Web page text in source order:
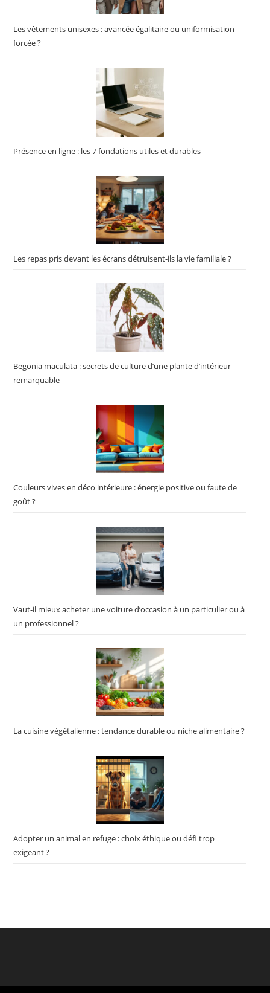
Les vêtements unisexes : avancée égalitaire ou uniformisation
forcée ?
Présence en ligne : les 7 fondations utiles et durables
Les repas pris devant les écrans détruisent-ils la vie familiale ?
Begonia maculata : secrets de culture d’une plante d’intérieur
remarquable
Couleurs vives en déco intérieure : énergie positive ou faute de
goût ?
Vaut-il mieux acheter une voiture d’occasion à un particulier ou à
un professionnel ?
La cuisine végétalienne : tendance durable ou niche alimentaire ?
Adopter un animal en refuge : choix éthique ou défi trop
exigeant ?